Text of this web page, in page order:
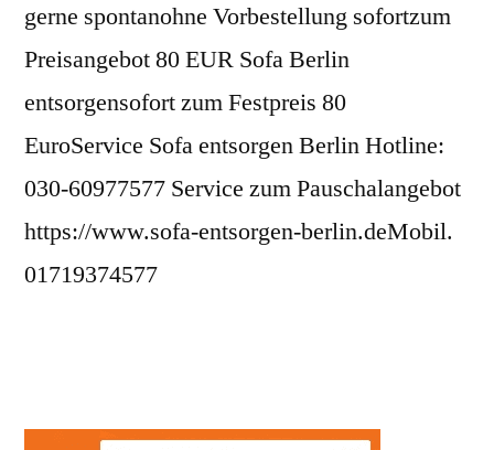
gerne spontanohne Vorbestellung sofortzum
Preisangebot 80 EUR Sofa Berlin
entsorgensofort zum Festpreis 80
EuroService Sofa entsorgen Berlin Hotline:
030-60977577 Service zum Pauschalangebot
https://www.sofa-entsorgen-berlin.deMobil.
01719374577